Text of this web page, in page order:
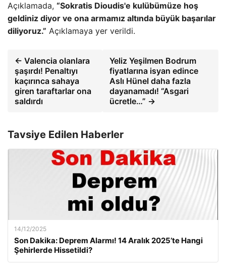
Açıklamada, “Sokratis Dioudis'e kulübümüze hoş
geldiniz diyor ve ona armamız altında büyük başarılar
diliyoruz.” Açıklamaya yer verildi.
← Valencia olanlara
şaşırdı! Penaltıyı
kaçırınca sahaya
giren taraftarlar ona
saldırdı
Yeliz Yeşilmen Bodrum
fiyatlarına isyan edince
Aslı Hünel daha fazla
dayanamadı! “Asgari
ücretle…” →
Tavsiye Edilen Haberler
14/12/2025
Son Dakika: Deprem Alarmı! 14 Aralık 2025’te Hangi
Şehirlerde Hissetildi?